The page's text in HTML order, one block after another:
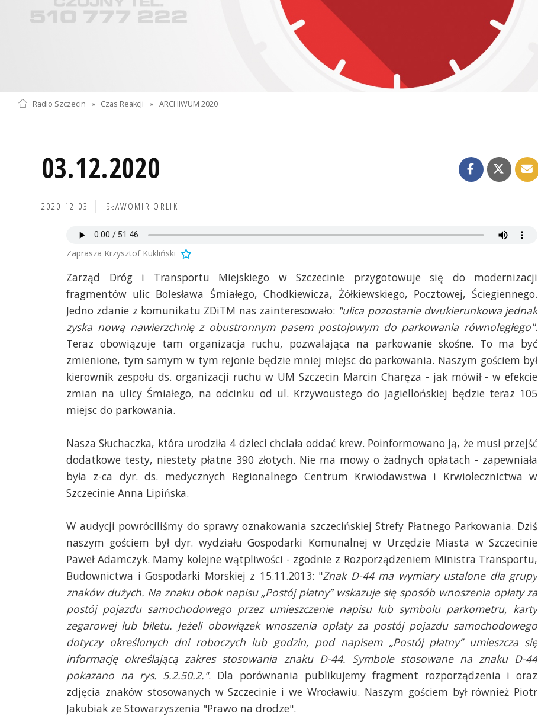
Radio Szczecin » Czas Reakcji » ARCHIWUM 2020
03.12.2020
2020-12-03 SŁAWOMIR ORLIK
Zaprasza Krzysztof Kukliński
Zarząd Dróg i Transportu Miejskiego w Szczecinie przygotowuje się do modernizacji
fragmentów ulic Bolesława Śmiałego, Chodkiewicza, Żółkiewskiego, Pocztowej, Ściegiennego.
Jedno zdanie z komunikatu ZDiTM nas zainteresowało: "ulica pozostanie dwukierunkowa jednak
zyska nową nawierzchnię z obustronnym pasem postojowym do parkowania równoległego".
Teraz obowiązuje tam organizacja ruchu, pozwalająca na parkowanie skośne. To ma być
zmienione, tym samym w tym rejonie będzie mniej miejsc do parkowania. Naszym gościem był
kierownik zespołu ds. organizacji ruchu w UM Szczecin Marcin Charęza - jak mówił - w efekcie
zmian na ulicy Śmiałego, na odcinku od ul. Krzywoustego do Jagiellońskiej będzie teraz 105
miejsc do parkowania.
Nasza Słuchaczka, która urodziła 4 dzieci chciała oddać krew. Poinformowano ją, że musi przejść
dodatkowe testy, niestety płatne 390 złotych. Nie ma mowy o żadnych opłatach - zapewniała
była z-ca dyr. ds. medycznych Regionalnego Centrum Krwiodawstwa i Krwiolecznictwa w
Szczecinie Anna Lipińska.
W audycji powróciliśmy do sprawy oznakowania szczecińskiej Strefy Płatnego Parkowania. Dziś
naszym gościem był dyr. wydziału Gospodarki Komunalnej w Urzędzie Miasta w Szczecinie
Paweł Adamczyk. Mamy kolejne wątpliwości - zgodnie z Rozporządzeniem Ministra Transportu,
Budownictwa i Gospodarki Morskiej z 15.11.2013: "Znak D-44 ma wymiary ustalone dla grupy
znaków dużych. Na znaku obok napisu „Postój płatny” wskazuje się sposób wnoszenia opłaty za
postój pojazdu samochodowego przez umieszczenie napisu lub symbolu parkometru, karty
zegarowej lub biletu. Jeżeli obowiązek wnoszenia opłaty za postój pojazdu samochodowego
dotyczy określonych dni roboczych lub godzin, pod napisem „Postój płatny” umieszcza się
informację określającą zakres stosowania znaku D-44. Symbole stosowane na znaku D-44
pokazano na rys. 5.2.50.2.". Dla porównania publikujemy fragment rozporządzenia i oraz
zdjęcia znaków stosowanych w Szczecinie i we Wrocławiu. Naszym gościem był również Piotr
Jakubiak ze Stowarzyszenia "Prawo na drodze".